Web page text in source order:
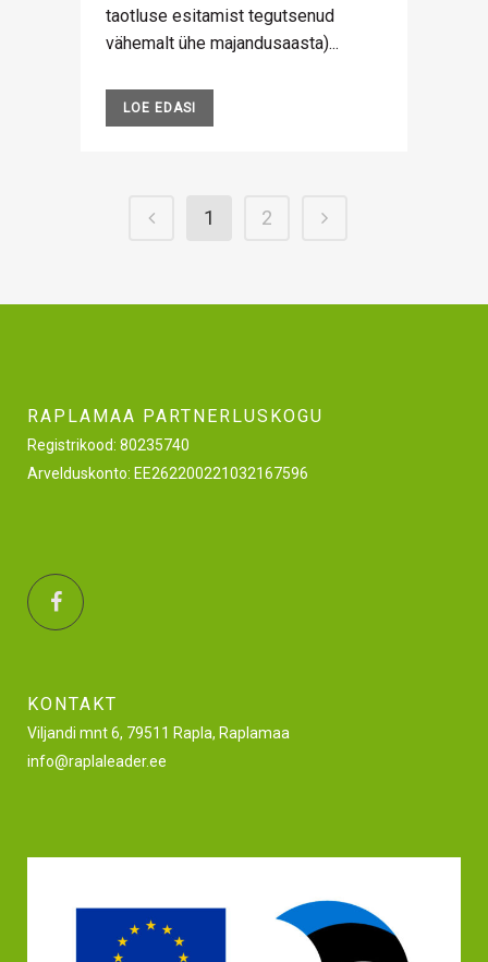
taotluse esitamist tegutsenud
vähemalt ühe majandusaasta)...
LOE EDASI
1 2
RAPLAMAA PARTNERLUSKOGU
Registrikood: 80235740
Arvelduskonto: EE262200221032167596
KONTAKT
Viljandi mnt 6, 79511 Rapla, Raplamaa
info@raplaleader.ee